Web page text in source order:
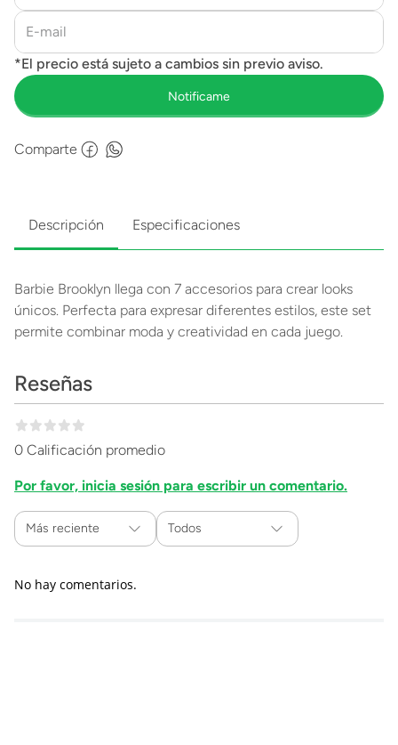
Comparte
Descripción Especificaciones
Barbie Brooklyn llega con 7 accesorios para crear looks
únicos. Perfecta para expresar diferentes estilos, este set
permite combinar moda y creatividad en cada juego.
Reseñas
0 Calificación promedio
Por favor, inicia sesión para escribir un comentario.
Más reciente Todos
No hay comentarios.